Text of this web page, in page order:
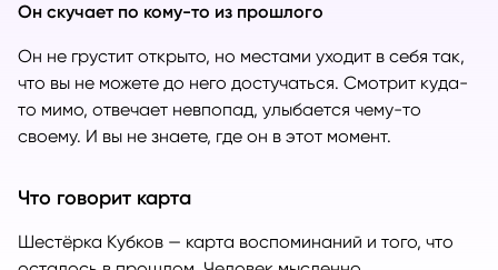
Он скучает по кому-то из прошлого
Он не грустит открыто, но местами уходит в себя так,
что вы не можете до него достучаться. Смотрит куда-
то мимо, отвечает невпопад, улыбается чему-то
своему. И вы не знаете, где он в этот момент.
Что говорит карта
Шестёрка Кубков — карта воспоминаний и того, что